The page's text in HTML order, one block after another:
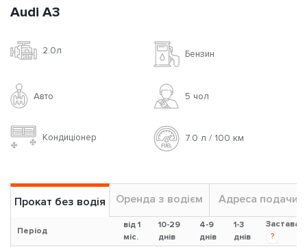
Audi A3
2.0л Бензин
Авто 5 чoл
Кондиціонер 7.0 л / 100 км
Прокат без водія Оренда з водієм Адреса подачи
Період
від 1
міс.
10-29
днів
4-9
днів
1-3
днів
Застава
?